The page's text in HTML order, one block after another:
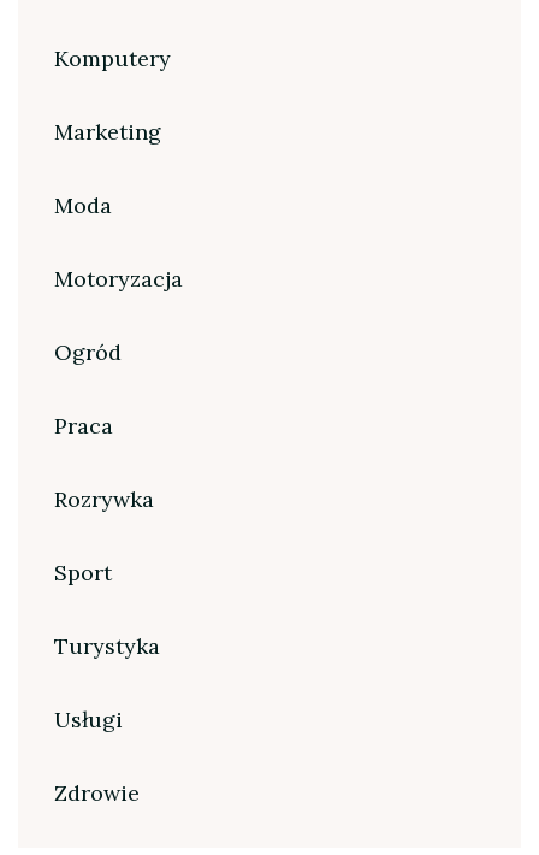
Komputery
Marketing
Moda
Motoryzacja
Ogród
Praca
Rozrywka
Sport
Turystyka
Usługi
Zdrowie